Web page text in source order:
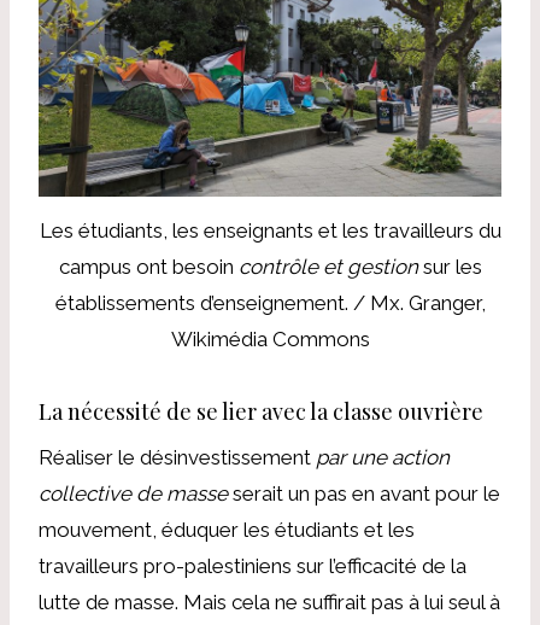
Les étudiants, les enseignants et les travailleurs du
campus ont besoin contrôle et gestionsur les
établissements d’enseignement. / Mx. Granger,
Wikimédia Commons
La nécessité de se lier avec la classe ouvrière
Réaliser le désinvestissement par une action
collective de masseserait un pas en avant pour le
mouvement, éduquer les étudiants et les
travailleurs pro-palestiniens sur l’efficacité de la
lutte de masse. Mais cela ne suffirait pas à lui seul à